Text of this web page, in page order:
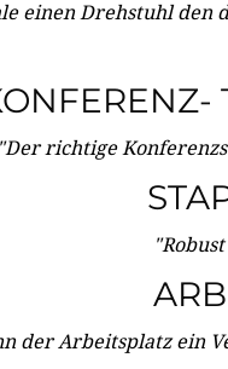
einen Drehstuhl
"Der richtige
der Arbeitsplatz ein